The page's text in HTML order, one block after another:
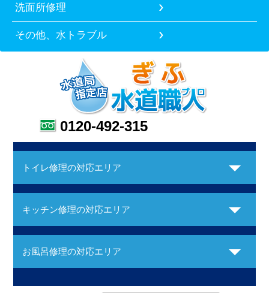
洗面所修理
その他、水トラブル
0120-492-315
トイレ修理の対応エリア
キッチン修理の対応エリア
お風呂修理の対応エリア